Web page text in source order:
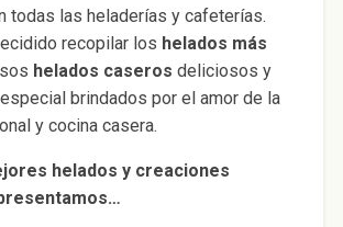
todas las heladerías y cafeterías.
recopilar los helados más
helados caseros deliciosos y
brindados por el amor de la
y cocina casera.
helados y creaciones